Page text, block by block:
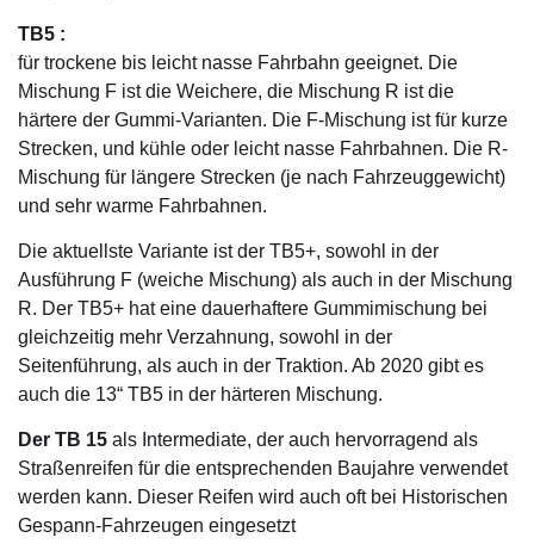
TB5 :
für trockene bis leicht nasse Fahrbahn geeignet. Die
Mischung F ist die Weichere, die Mischung R ist die
härtere der Gummi-Varianten. Die F-Mischung ist für kurze
Strecken, und kühle oder leicht nasse Fahrbahnen. Die R-
Mischung für längere Strecken (je nach Fahrzeuggewicht)
und sehr warme Fahrbahnen.
Die aktuellste Variante ist der TB5+, sowohl in der
Ausführung F (weiche Mischung) als auch in der Mischung
R. Der TB5+ hat eine dauerhaftere Gummimischung bei
gleichzeitig mehr Verzahnung, sowohl in der
Seitenführung, als auch in der Traktion. Ab 2020 gibt es
auch die 13“ TB5 in der härteren Mischung.
Der TB 15 als Intermediate, der auch hervorragend als
Straßenreifen für die entsprechenden Baujahre verwendet
werden kann. Dieser Reifen wird auch oft bei Historischen
Gespann-Fahrzeugen eingesetzt